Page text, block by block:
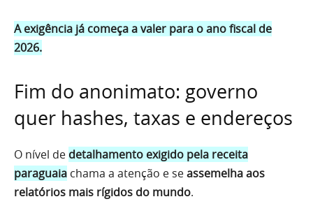
A exigência já começa a valer para o ano fiscal de
2026.
Fim do anonimato: governo
quer hashes, taxas e endereços
O nível de detalhamento exigido pela receita
paraguaia chama a atenção e seassemelha aos
relatórios mais rígidos do mundo.